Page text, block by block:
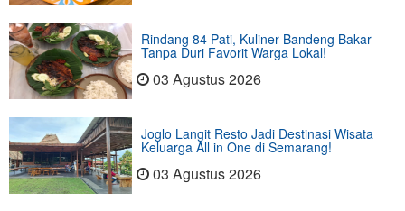
Rindang 84 Pati, Kuliner Bandeng Bakar
Tanpa Duri Favorit Warga Lokal!
03 Agustus 2026
Joglo Langit Resto Jadi Destinasi Wisata
Keluarga All in One di Semarang!
03 Agustus 2026